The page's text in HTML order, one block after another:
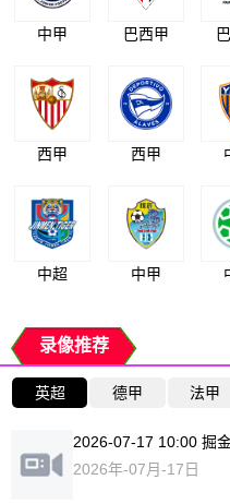
中甲 巴西甲
西甲 西甲
中超 中甲
录像推荐
英超 德甲 法甲
2026-07-17 10:00 掘
2026年-07月-17日